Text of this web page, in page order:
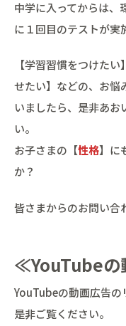
中学に入ってからは、
に１回目のテストが実
【学習習慣をつけた
せたい】などの、お悩
いましたら、是非あお
い。
お子さまの【性格】に
か？
皆さまからのお問い合
≪YouTubeの
YouTubeの動画広告の
是非ご覧ください。